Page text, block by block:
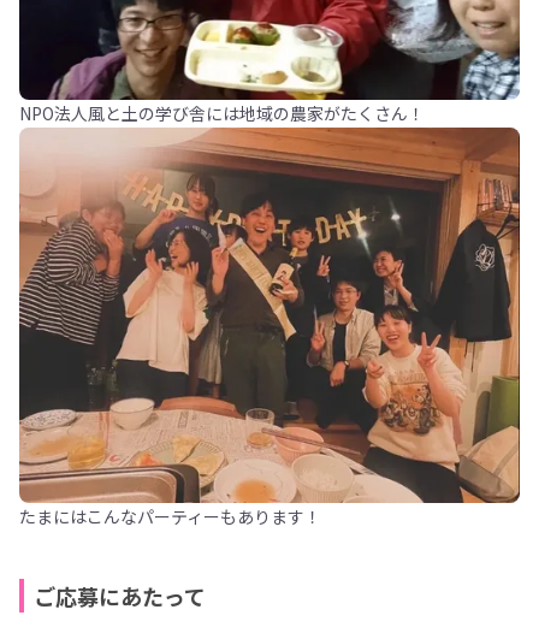
NPO法人風と土の学び舎には地域の農家がたくさん！
たまにはこんなパーティーもあります！
ご応募にあたって